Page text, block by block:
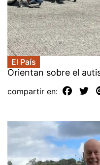
El País
Orientan sobre el
compartir en: